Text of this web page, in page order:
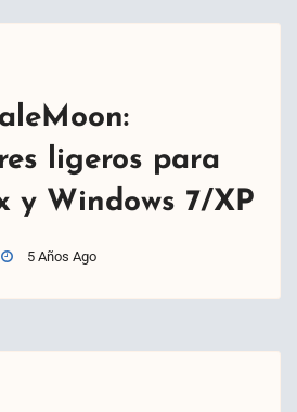
ligeros para
y Windows 7/XP
5 Años Ago